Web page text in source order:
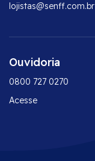
lojistas@senff.com.br
Ouvidoria
0800 727 0270
Acesse